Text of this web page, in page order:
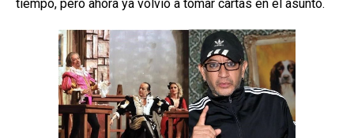
tiempo, pero ahora ya volvió a tomar cartas en el asunto.